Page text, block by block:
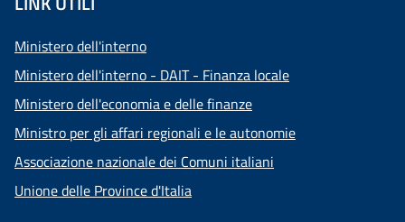
Ministero dell'interno
Ministero dell'interno - DAIT - Finanza locale
Ministero dell'economia e delle finanze
Ministro per gli affari regionali e le autonomie
Associazione nazionale dei Comuni italiani
Unione delle Province d'Italia